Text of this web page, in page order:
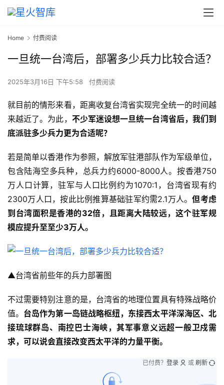
Home 付费阅读
一旦统一台湾后，部署多少兵力比较合适？
2025年3月16日 下午5:58 付费阅读
就目前的情形来看，距离收复台湾省实现完全统一的时间越
来越近了。为此， 不少军迷设想一旦统一台湾省后，我们到
底派驻多少兵力更为合适呢？
若是简单以香港作为参照，解放军驻港部队作为军级单位，
包含陆海空多兵种，总兵力约6000-8000人。按香港750
万人口计算，驻军与人口比例约为1070:1，台湾省现有约
2300万人口，按此比例推算基础驻军约需2.1万人。但考虑
到台湾面积是香港的32倍，且距离大陆较远，这个驻军规
模应提升至至少3万人。
▲台湾省前些年的兵力部署图
不过需要特别注意的是，台湾省的地理位置具有特殊战略价
值。 台岛作为第一岛链战略枢纽，东接西太平洋深海区、北
接琉球群岛、南控巴士海峡，其军事意义远超一般卫戍需
求，可以说会直接改变西太平洋的力量平衡。
已付费？ 登录 或 刷新